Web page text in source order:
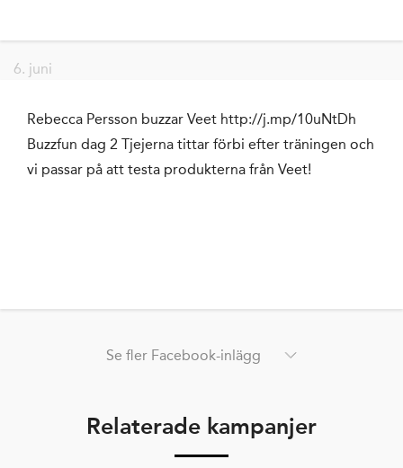
6. juni
Rebecca Persson buzzar Veet http://j.mp/10uNtDh
Buzzfun dag 2 Tjejerna tittar förbi efter träningen och
vi passar på att testa produkterna från Veet!
Se fler Facebook-inlägg
Relaterade kampanjer